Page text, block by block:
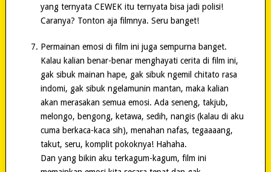
yang ternyata CEWEK itu ternyata bisa jadi polisi!
Caranya? Tonton aja filmnya. Seru banget!
Permainan emosi di film ini juga sempurna banget.
Kalau kalian benar-benar menghayati cerita di film ini,
gak sibuk mainan hape, gak sibuk ngemil chitato rasa
indomi, gak sibuk ngelamunin mantan, maka kalian
akan merasakan semua emosi. Ada seneng, takjub,
melongo, bengong, ketawa, sedih, nangis (kalau di aku
cuma berkaca-kaca sih), menahan nafas, tegaaaang,
takut, seru, komplit pokoknya! Hahaha.
Dan yang bikin aku terkagum-kagum, film ini